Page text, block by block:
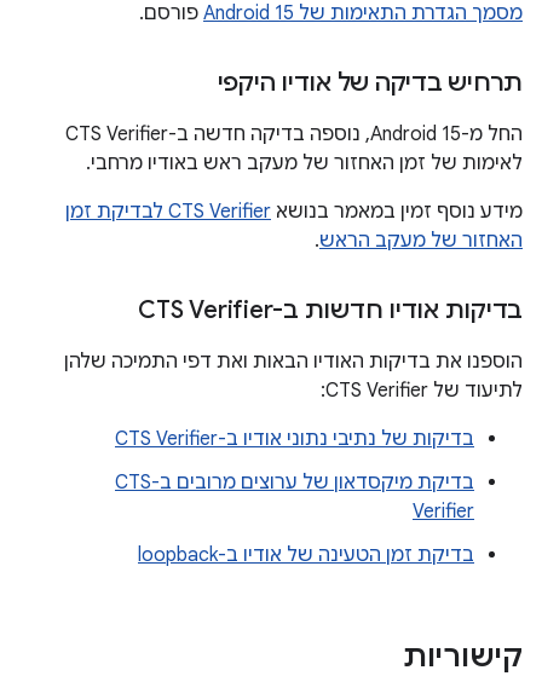
מסמך הגדרת התאימות של Android 15 פורסם.
תרחיש בדיקה של אודיו היקפי
החל מ-Android 15, נוספה בדיקה חדשה ב-CTS Verifier
לאימות של זמן האחזור של מעקב ראש באודיו מרחבי.
מידע נוסף זמין במאמר בנושא
CTS Verifier לבדיקת זמן
האחזור של מעקב הראש.
בדיקות אודיו חדשות ב-CTS Verifier
הוספנו את בדיקות האודיו הבאות ואת דפי התמיכה שלהן
לתיעוד של CTS Verifier:
בדיקות של נתיבי נתוני אודיו ב-CTS Verifier
בדיקת מיקסדאון של ערוצים מרובים ב-CTS
Verifier
בדיקת זמן הטעינה של אודיו ב-loopback
קישוריות